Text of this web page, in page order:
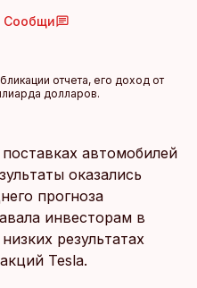
Сообщи
отчета, его доход от
долларов.
автомобилей
оказались
прогноза
инвесторам в
результатах
Tesla.